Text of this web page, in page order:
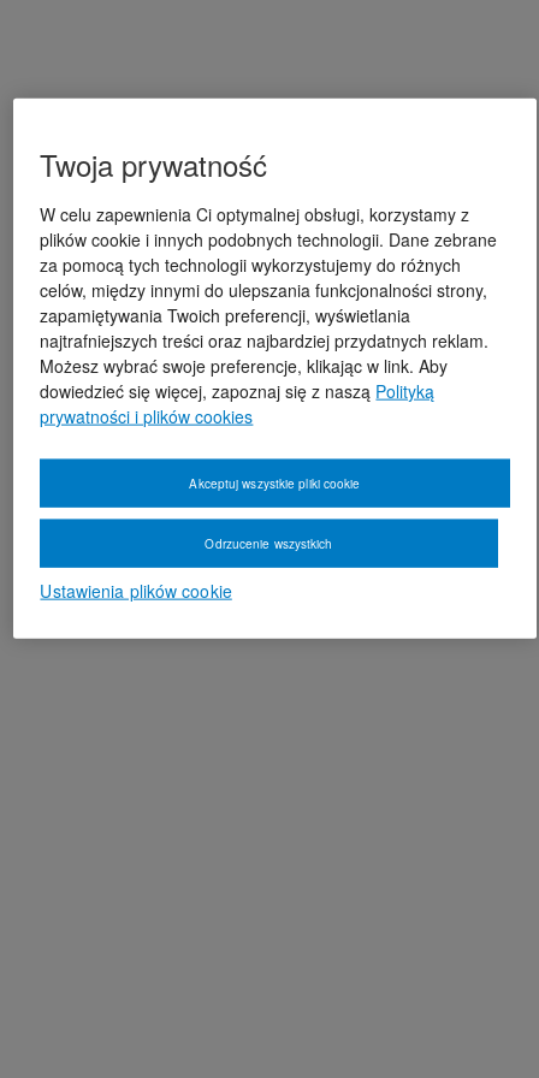
Twoja prywatność
W celu zapewnienia Ci optymalnej obsługi, korzystamy z
plików cookie i innych podobnych technologii. Dane zebrane
za pomocą tych technologii wykorzystujemy do różnych
celów, między innymi do ulepszania funkcjonalności strony,
zapamiętywania Twoich preferencji, wyświetlania
najtrafniejszych treści oraz najbardziej przydatnych reklam.
Możesz wybrać swoje preferencje, klikając w link. Aby
dowiedzieć się więcej, zapoznaj się z naszą Polityką
prywatności i plików cookies
Ustawienia plików cookie
Odrzucenie wszystkich
Akceptuj wszystkie pliki cookie